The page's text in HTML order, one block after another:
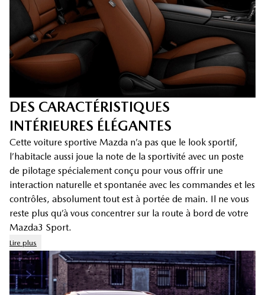
DES CARACTÉRISTIQUES
INTÉRIEURES ÉLÉGANTES
Cette voiture sportive Mazda n’a pas que le look sportif,
l’habitacle aussi joue la note de la sportivité avec un poste
de pilotage spécialement conçu pour vous offrir une
interaction naturelle et spontanée avec les commandes et les
contrôles, absolument tout est à portée de main. Il ne vous
reste plus qu’à vous concentrer sur la route à bord de votre
Mazda3 Sport.
Lire plus